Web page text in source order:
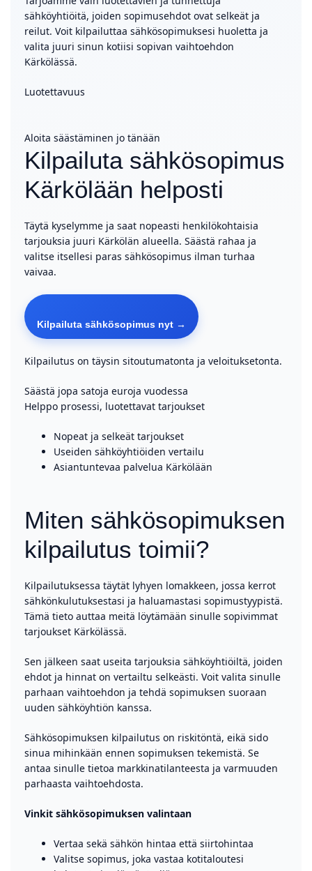
sähköyhtiöitä, joiden sopimusehdot ovat selkeät ja
reilut. Voit kilpailuttaa sähkösopimuksesi huoletta ja
valita juuri sinun kotiisi sopivan vaihtoehdon
Kärkölässä.
Luotettavuus
Aloita säästäminen jo tänään
Kilpailuta sähkösopimus
Kärkölään helposti
Täytä kyselymme ja saat nopeasti henkilökohtaisia
tarjouksia juuri Kärkölän alueella. Säästä rahaa ja
valitse itsellesi paras sähkösopimus ilman turhaa
vaivaa.
Kilpailuta sähkösopimus nyt →
Kilpailutus on täysin sitoutumatonta ja veloituksetonta.
Säästä jopa satoja euroja vuodessa
Helppo prosessi, luotettavat tarjoukset
Nopeat ja selkeät tarjoukset
Useiden sähköyhtiöiden vertailu
Asiantuntevaa palvelua Kärkölään
Miten sähkösopimuksen
kilpailutus toimii?
Kilpailutuksessa täytät lyhyen lomakkeen, jossa kerrot
sähkönkulutuksestasi ja haluamastasi sopimustyypistä.
Tämä tieto auttaa meitä löytämään sinulle sopivimmat
tarjoukset Kärkölässä.
Sen jälkeen saat useita tarjouksia sähköyhtiöiltä, joiden
ehdot ja hinnat on vertailtu selkeästi. Voit valita sinulle
parhaan vaihtoehdon ja tehdä sopimuksen suoraan
uuden sähköyhtiön kanssa.
Sähkösopimuksen kilpailutus on riskitöntä, eikä sido
sinua mihinkään ennen sopimuksen tekemistä. Se
antaa sinulle tietoa markkinatilanteesta ja varmuuden
parhaasta vaihtoehdosta.
Vinkit sähkösopimuksen valintaan
Vertaa sekä sähkön hintaa että siirtohintaa
Valitse sopimus, joka vastaa kotitaloutesi